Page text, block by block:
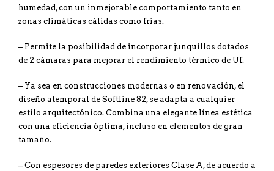
humedad, con un inmejorable comportamiento tanto en
zonas climáticas cálidas como frías.
– Permite la posibilidad de incorporar junquillos dotados
de 2 cámaras para mejorar el rendimiento térmico de Uf.
– Ya sea en construcciones modernas o en renovación, el
diseño atemporal de Softline 82, se adapta a cualquier
estilo arquitectónico. Combina una elegante línea estética
con una eficiencia óptima, incluso en elementos de gran
tamaño.
– Con espesores de paredes exteriores Clase A, de acuerdo a